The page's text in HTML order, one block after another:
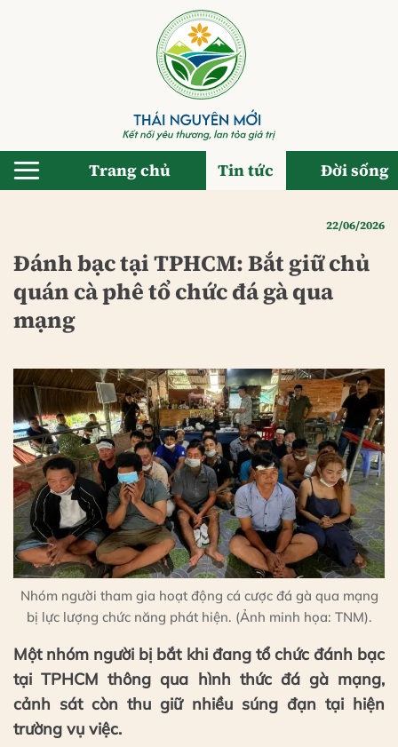
Trang chủ Tin tức Đời sống
22/06/2026
Đánh bạc tại TPHCM: Bắt giữ chủ
quán cà phê tổ chức đá gà qua
mạng
Nhóm người tham gia hoạt động cá cược đá gà qua mạng
bị lực lượng chức năng phát hiện. (Ảnh minh họa: TNM).
Một nhóm người bị bắt khi đang tổ chức đánh bạc
tại TPHCM thông qua hình thức đá gà mạng,
cảnh sát còn thu giữ nhiều súng đạn tại hiện
trường vụ việc.